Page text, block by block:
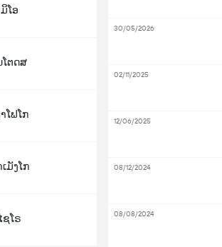
ໂອ
ໂຕດສ
ໂຟໂກ
ມັງໂກ
ຊໂຣ
30/05/2026
02/11/2025
12/06/2025
08/12/2024
08/08/2024